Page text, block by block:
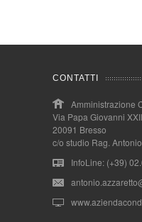
CONTATTI
Amministrazione
Via Papa Giovanni
20091 Bresso
c/o studio Rag.
InfoLine: (+39)